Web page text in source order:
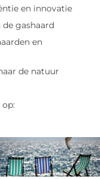
en innovatie
gashaard
en
de natuur